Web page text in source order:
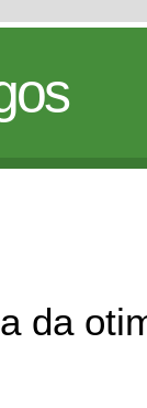
da